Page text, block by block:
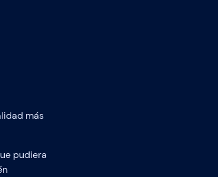
más
pudiera